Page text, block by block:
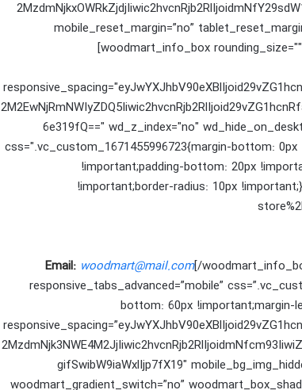
mobile_reset_margin=”no”
[woodmart_info_box
6e319fQ==" wd_z_index="no"
css=".vc_custom_1671455996723{margin-bottom:
!important;padding-bottom: 20px
!important;border-radius: 10px
Email: woodmart@mail.com[/
responsive_tabs_advanced=”mobile”
bottom: 60px !important;margin-
gifSwibW9iaWxlIjp7fX19″
woodmart_gradient_switch=”no”